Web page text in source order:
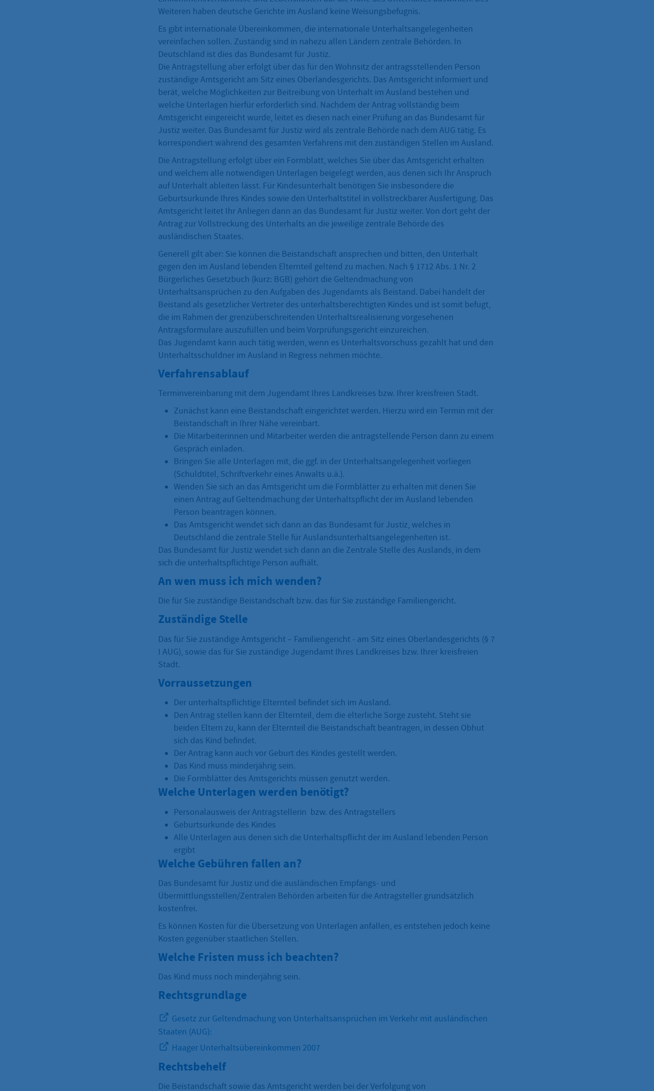
Weiteren haben deutsche Gerichte im Ausland keine Weisungsbefugnis.
Es gibt internationale Übereinkommen, die internationale Unterhaltsangelegenheiten
vereinfachen sollen. Zuständig sind in nahezu allen Ländern zentrale Behörden. In
Deutschland ist dies das Bundesamt für Justiz.
Die Antragstellung aber erfolgt über das für den Wohnsitz der antragsstellenden Person
zuständige Amtsgericht am Sitz eines Oberlandesgerichts. Das Amtsgericht informiert und
berät, welche Möglichkeiten zur Beitreibung von Unterhalt im Ausland bestehen und
welche Unterlagen hierfür erforderlich sind. Nachdem der Antrag vollständig beim
Amtsgericht eingereicht wurde, leitet es diesen nach einer Prüfung an das Bundesamt für
Justiz weiter. Das Bundesamt für Justiz wird als zentrale Behörde nach dem AUG tätig. Es
korrespondiert während des gesamten Verfahrens mit den zuständigen Stellen im Ausland.
Die Antragstellung erfolgt über ein Formblatt, welches Sie über das Amtsgericht erhalten
und welchem alle notwendigen Unterlagen beigelegt werden, aus denen sich Ihr Anspruch
auf Unterhalt ableiten lässt. Für Kindesunterhalt benötigen Sie insbesondere die
Geburtsurkunde Ihres Kindes sowie den Unterhaltstitel in vollstreckbarer Ausfertigung. Das
Amtsgericht leitet Ihr Anliegen dann an das Bundesamt für Justiz weiter. Von dort geht der
Antrag zur Vollstreckung des Unterhalts an die jeweilige zentrale Behörde des
ausländischen Staates.
Generell gilt aber: Sie können die Beistandschaft ansprechen und bitten, den Unterhalt
gegen den im Ausland lebenden Elternteil geltend zu machen. Nach § 1712 Abs. 1 Nr. 2
Bürgerliches Gesetzbuch (kurz: BGB) gehört die Geltendmachung von
Unterhaltsansprüchen zu den Aufgaben des Jugendamts als Beistand. Dabei handelt der
Beistand als gesetzlicher Vertreter des unterhaltsberechtigten Kindes und ist somit befugt,
die im Rahmen der grenzüberschreitenden Unterhaltsrealisierung vorgesehenen
Antragsformulare auszufüllen und beim Vorprüfungsgericht einzureichen.
Das Jugendamt kann auch tätig werden, wenn es Unterhaltsvorschuss gezahlt hat und den
Unterhaltsschuldner im Ausland in Regress nehmen möchte.
Verfahrensablauf
Terminvereinbarung mit dem Jugendamt Ihres Landkreises bzw. Ihrer kreisfreien Stadt.
Zunächst kann eine Beistandschaft eingerichtet werden. Hierzu wird ein Termin mit der
Beistandschaft in Ihrer Nähe vereinbart.
Die Mitarbeiterinnen und Mitarbeiter werden die antragstellende Person dann zu einem
Gespräch einladen.
Bringen Sie alle Unterlagen mit, die ggf. in der Unterhaltsangelegenheit vorliegen
(Schuldtitel, Schriftverkehr eines Anwalts u.ä.).
Wenden Sie sich an das Amtsgericht um die Formblätter zu erhalten mit denen Sie
einen Antrag auf Geltendmachung der Unterhaltspflicht der im Ausland lebenden
Person beantragen können.
Das Amtsgericht wendet sich dann an das Bundesamt für Justiz, welches in
Deutschland die zentrale Stelle für Auslandsunterhaltsangelegenheiten ist.
Das Bundesamt für Justiz wendet sich dann an die Zentrale Stelle des Auslands, in dem
sich die unterhaltspflichtige Person aufhält.
An wen muss ich mich wenden?
Die für Sie zuständige Beistandschaft bzw. das für Sie zuständige Familiengericht.
Zuständige Stelle
Das für Sie zuständige Amtsgericht – Familiengericht - am Sitz eines Oberlandesgerichts (§ 7
I AUG), sowie das für Sie zuständige Jugendamt Ihres Landkreises bzw. Ihrer kreisfreien
Stadt.
Vorraussetzungen
Der unterhaltspflichtige Elternteil befindet sich im Ausland.
Den Antrag stellen kann der Elternteil, dem die elterliche Sorge zusteht. Steht sie
beiden Eltern zu, kann der Elternteil die Beistandschaft beantragen, in dessen Obhut
sich das Kind befindet.
Der Antrag kann auch vor Geburt des Kindes gestellt werden.
Das Kind muss minderjährig sein.
Die Formblätter des Amtsgerichts müssen genutzt werden.
Welche Unterlagen werden benötigt?
Personalausweis der Antragstellerin bzw. des Antragstellers
Geburtsurkunde des Kindes
Alle Unterlagen aus denen sich die Unterhaltspflicht der im Ausland lebenden Person
ergibt
Welche Gebühren fallen an?
Das Bundesamt für Justiz und die ausländischen Empfangs- und
Übermittlungsstellen/Zentralen Behörden arbeiten für die Antragsteller grundsätzlich
kostenfrei.
Es können Kosten für die Übersetzung von Unterlagen anfallen, es entstehen jedoch keine
Kosten gegenüber staatlichen Stellen.
Welche Fristen muss ich beachten?
Das Kind muss noch minderjährig sein.
Rechtsgrundlage
Gesetz zur Geltendmachung von Unterhaltsansprüchen im Verkehr mit ausländischen
Staaten (AUG):
Haager Unterhaltsübereinkommen 2007
Rechtsbehelf
Die Beistandschaft sowie das Amtsgericht werden bei der Verfolgung von